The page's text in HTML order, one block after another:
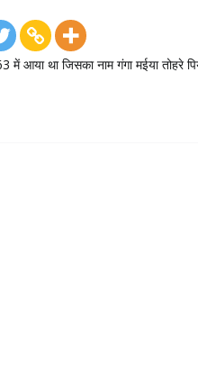
आया था जिसका नाम गंगा मईया तोहरे